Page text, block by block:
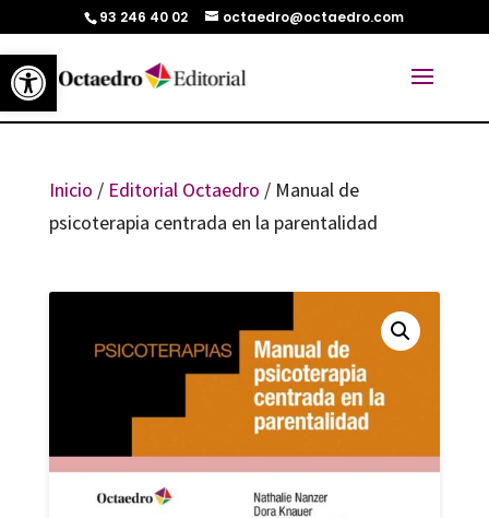
Abrir barra de herramientas
93 246 40 02 octaedro@octaedro.com
Inicio / Editorial Octaedro / Manual de
psicoterapia centrada en la parentalidad